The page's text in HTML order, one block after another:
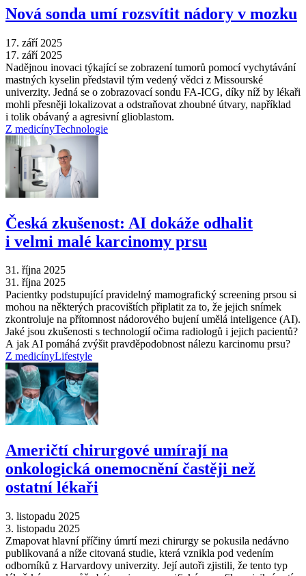
Nová sonda umí rozsvítit nádory v mozku
17. září 2025
17. září 2025
Nadějnou inovaci týkající se zobrazení tumorů pomocí vychytávání
mastných kyselin představil tým vedený vědci z Missourské
univerzity. Jedná se o zobrazovací sondu FA-ICG, díky níž by lékaři
mohli přesněji lokalizovat a odstraňovat zhoubné útvary, například
i tolik obávaný a agresivní glioblastom.
Z medicínyTechnologie
Česká zkušenost: AI dokáže odhalit
i velmi malé karcinomy prsu
31. října 2025
31. října 2025
Pacientky podstupující pravidelný mamografický screening prsou si
mohou na některých pracovištích připlatit za to, že jejich snímek
zkontroluje na přítomnost nádorového bujení umělá inteligence (AI).
Jaké jsou zkušenosti s technologií očima radiologů i jejich pacientů?
A jak AI pomáhá zvýšit pravděpodobnost nálezu karcinomu prsu?
Z medicínyLifestyle
Američtí chirurgové umírají na
onkologická onemocnění častěji než
ostatní lékaři
3. listopadu 2025
3. listopadu 2025
Zmapovat hlavní příčiny úmrtí mezi chirurgy se pokusila nedávno
publikovaná a níže citovaná studie, která vznikla pod vedením
odborníků z Harvardovy univerzity. Její autoři zjistili, že tento typ